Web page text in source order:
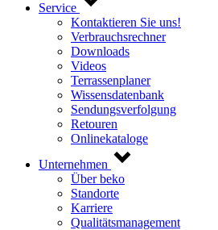
Service
Kontaktieren Sie uns!
Verbrauchsrechner
Downloads
Videos
Terrassenplaner
Wissensdatenbank
Sendungsverfolgung
Retouren
Onlinekataloge
Unternehmen
Über beko
Standorte
Karriere
Qualitätsmanagement